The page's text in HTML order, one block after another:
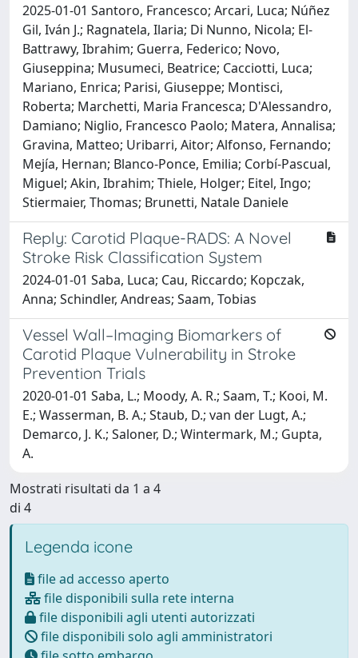
2025-01-01 Santoro, Francesco; Arcari, Luca; Núñez
Gil, Iván J.; Ragnatela, Ilaria; Di Nunno, Nicola; El-
Battrawy, Ibrahim; Guerra, Federico; Novo,
Giuseppina; Musumeci, Beatrice; Cacciotti, Luca;
Mariano, Enrica; Parisi, Giuseppe; Montisci,
Roberta; Marchetti, Maria Francesca; D'Alessandro,
Damiano; Niglio, Francesco Paolo; Matera, Annalisa;
Gravina, Matteo; Uribarri, Aitor; Alfonso, Fernando;
Mejía, Hernan; Blanco-Ponce, Emilia; Corbí-Pascual,
Miguel; Akin, Ibrahim; Thiele, Holger; Eitel, Ingo;
Stiermaier, Thomas; Brunetti, Natale Daniele
Reply: Carotid Plaque-RADS: A Novel
Stroke Risk Classification System
2024-01-01 Saba, Luca; Cau, Riccardo; Kopczak,
Anna; Schindler, Andreas; Saam, Tobias
Vessel Wall–Imaging Biomarkers of
Carotid Plaque Vulnerability in Stroke
Prevention Trials
2020-01-01 Saba, L.; Moody, A. R.; Saam, T.; Kooi, M.
E.; Wasserman, B. A.; Staub, D.; van der Lugt, A.;
Demarco, J. K.; Saloner, D.; Wintermark, M.; Gupta,
A.
Mostrati risultati da 1 a 4
di 4
Legenda icone
file ad accesso aperto
file disponibili sulla rete interna
file disponibili agli utenti autorizzati
file disponibili solo agli amministratori